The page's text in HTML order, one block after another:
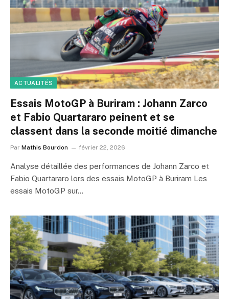
ACTUALITÉS
Essais MotoGP à Buriram : Johann Zarco
et Fabio Quartararo peinent et se
classent dans la seconde moitié dimanche
Par Mathis Bourdon février 22, 2026
Analyse détaillée des performances de Johann Zarco et
Fabio Quartararo lors des essais MotoGP à Buriram Les
essais MotoGP sur…